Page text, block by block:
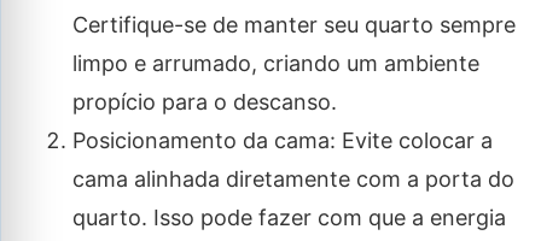
Certifique-se de manter seu quarto sempre
limpo e arrumado, criando um ambiente
propício para o descanso.
Posicionamento da cama: Evite colocar a
cama alinhada diretamente com a porta do
quarto. Isso pode fazer com que a energia